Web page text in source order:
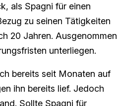
als Spagni für einen
zu seinen Tätigkeiten
20 Jahren. Ausgenommen
unterliegen.
bereits seit Monaten auf
ihn bereits lief. Jedoch
Sollte Spagni für